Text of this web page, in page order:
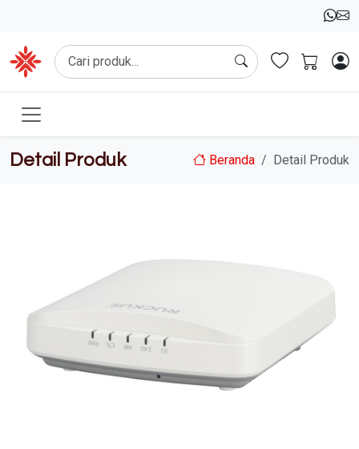
Detail Produk Beranda Detail Produk